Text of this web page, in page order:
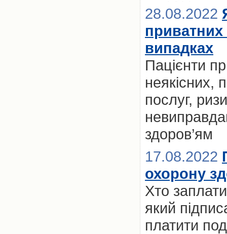
28.08.2022
приватних
випадках
Пацієнти
неякісних,
послуг,
здоров’ям
17.08.2022
охорону
Хто
який
платити